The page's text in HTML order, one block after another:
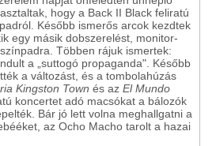
hogy a Back II Black feliratú
Később ismerős arcok kezdtek
egy másik dobszerelést, monitor-
Többen rájuk ismertek:
a „suttogó propaganda". Később
a változást, és a tombolahúzás
Kingston Town és az El Mundo
koncertet adó macsókat a bálozók
Bár jó lett volna meghallgatni a
az Ocho Macho tarolt a hazai